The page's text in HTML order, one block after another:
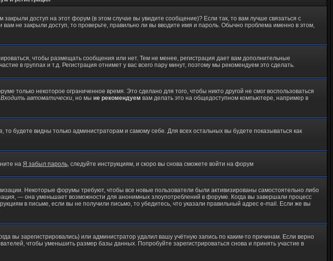
доступ на этот форум (в этом случае вы увидите сообщение)? Если так, то вам лучше связаться с
не закрыли доступ, то проверьте, правильно ли вы вводите имя и пароль. Обычно проблема именно в этом,
чтобы размещать сообщения или нет. Тем не менее, регистрация дает вам дополнительные
в группах и т.д. Регистрация отнимет у вас всего пару минут, поэтому мы рекомендуем это сделать.
только некоторое ограниченное время. Это сделано для того, чтобы никто другой не смог воспользоваться
Входить автоматически, но мы не рекомендуем вам делать это на общедоступном компьютере, например в
, то будете видны только администраторам и самому себе. Для всех остальных вы будете показываться как
на Я забыл пароль, следуйте инструкциям, и скоро вы снова сможете войти на форум
Некоторые форумы требуют, чтобы все новые пользователи были активизированы самостоятельно либо
— она уменьшает возможности для анонимных злоупотреблений в форуме. Когда вы завершали процесс
в письме, если вы не получили письмо, то убедитесь, что указали правильный адрес e-mail. Если же вы
вы зарегистрировались) или администратор удалил вашу учётную запись по каким-то причинам. Если верно
чтобы уменьшить размер базы данных. Попробуйте зарегистрироваться снова и принять участие в